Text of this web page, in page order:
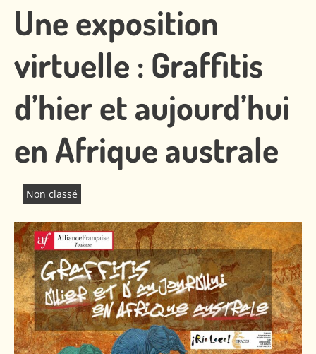
Une exposition
virtuelle : Graffitis
d’hier et aujourd’hui
en Afrique australe
Non classé